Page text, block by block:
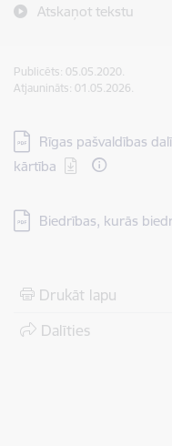
Atskaņot tekstu
Publicēts: 05.05.2020.
Atjaunināts: 01.05.2026.
Lejupielādēt:
Rīgas pašvaldības
kārtība
Lejupielādēt:
Biedrības, kurās
Drukāt lapu
Dalīties